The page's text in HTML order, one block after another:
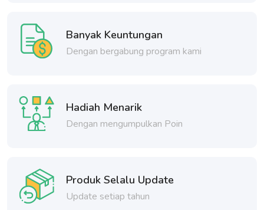
Banyak Keuntungan
Dengan bergabung program kami
Hadiah Menarik
Dengan mengumpulkan Poin
Produk Selalu Update
Update setiap tahun